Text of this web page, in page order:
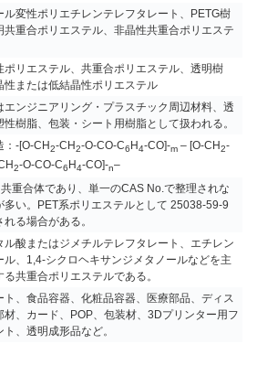
ル変性ポリエチレンテレフタレート、PETG樹
共重合ポリエステル、非晶性共重合ポリエステ
ポリエステル、共重合ポリエステル、透明樹
性または低結晶性ポリエステル
エンジニアリング・プラスチック周辺材料、透
性樹脂、包装・シート用樹脂として扱われる。
：-[O-CH2-CH2-O-CO-C6 H4-CO]-m – [O-CH2-
2-O-CO-C6H4-CO]-n–
共重合体であり、単一のCAS No.で整理されな
多い。PET系ポリエステルとして 25038-59-9
る場合がある。
ル酸またはジメチルテレフタレート、エチレン
ル、1,4-シクロヘキサンジメタノールなどを主
る共重合ポリエステルである。
ト、食品容器、化粧品容器、医療部品、ディス
材、カード、POP、包装材、3Dプリンター用フ
ト、透明成形品など。